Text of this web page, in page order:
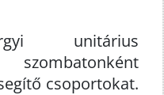
unitárius
csoportokat.